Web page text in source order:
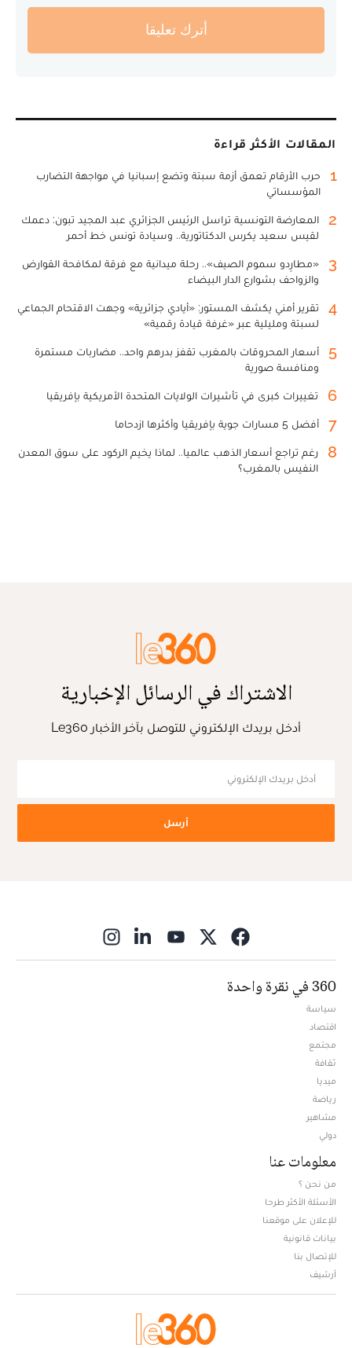
أترك تعليقا
المقالات الأكثر قراءة
1
حرب الأرقام تعمق أزمة سبتة وتضع إسبانيا في مواجهة التضارب
المؤسساتي
2
المعارضة التونسية تراسل الرئيس الجزائري عبد المجيد تبون: دعمك
لقيس سعيد يكرس الدكتاتورية.. وسيادة تونس خط أحمر
3
«مطارِدو سموم الصيف».. رحلة ميدانية مع فرقة لمكافحة القوارض
والزواحف بشوارع الدار البيضاء
4
تقرير أمني يكشف المستور: «أيادي جزائرية» وجهت الاقتحام الجماعي
لسبتة ومليلية عبر «غرفة قيادة رقمية»
5
أسعار المحروقات بالمغرب تقفز بدرهم واحد.. مضاربات مستمرة
ومنافسة صورية
6 تغييرات كبرى في تأشيرات الولايات المتحدة الأمريكية بإفريقيا
7 أفضل 5 مسارات جوية بإفريقيا وأكثرها ازدحاما
8
رغم تراجع أسعار الذهب عالميا.. لماذا يخيم الركود على سوق المعدن
النفيس بالمغرب؟
الاشتراك في الرسائل الإخبارية
أدخل بريدك الإلكتروني للتوصل بآخر الأخبار Le360
أرسل
360 في نقرة واحدة
سياسة
اقتصاد
مجتمع
ثقافة
ميديا
رياضة
مشاهير
دولي
معلومات عنا
من نحن ؟
الأسئلة الأكثر طرحا
للإعلان على موقعنا
بيانات قانونية
للإتصال بنا
أرشيف